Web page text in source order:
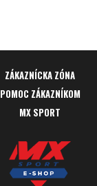
ZÁKAZNÍCKA ZÓNA
POMOC ZÁKAZNÍKOM
MX SPORT